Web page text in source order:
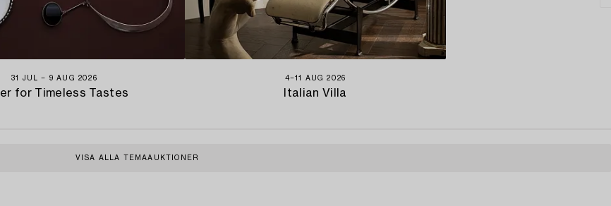
31 JUL − 9 AUG 2026
for Timeless Tastes
4−11 AUG 2026
Italian Villa
VISA ALLA TEMAAUKTIONER